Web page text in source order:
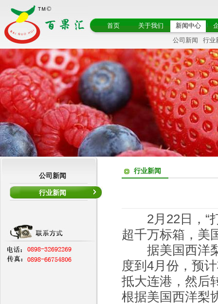
首页 关于我们
新闻中心
公司新闻
行业
行业新闻
2月22日，“
超千万标箱，美
据美国西洋
度到4月份，预
抵大连港，然后
根据美国西洋梨
公司新闻
行业新闻